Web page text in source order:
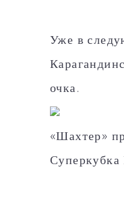
Уже в
очка.
«Шахтер»
Суперкубка